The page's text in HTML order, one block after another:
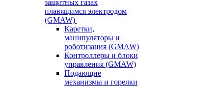
защитных газах
плавящимся электродом
(GMAW)
Каретки,
манипуляторы и
роботизация (GMAW)
Контроллеры и блоки
управления (GMAW)
Подающие
механизмы и горелки